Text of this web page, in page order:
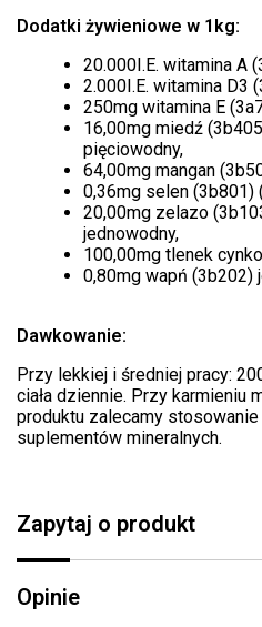
Dodatki żywieniowe w 1kg:
20.000I.E. witamina A
2.000I.E. witamina D3
250mg witamina E
16,00mg miedź
pięciowodny,
64,00mg mangan
0,36mg selen (3b801)
20,00mg zelazo
jednowodny,
100,00mg tlenek
0,80mg wapń (3b202)
Dawkowanie:
Przy lekkiej i średniej pracy:
ciała dziennie. Przy karmieniu
produktu zalecamy
suplementów mineralnych.
Zapytaj o produkt
Opinie